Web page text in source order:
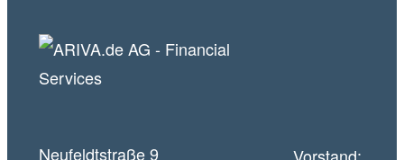
Neufeldtstraße 9
Vorstand: